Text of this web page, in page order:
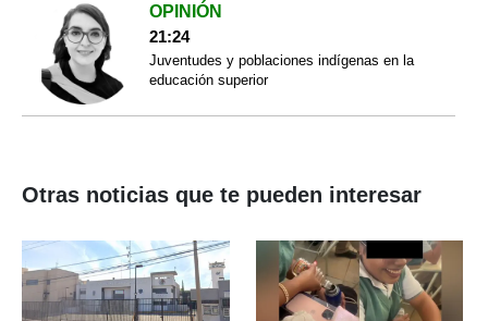
OPINIÓN
21:24
Juventudes y poblaciones indígenas en la
educación superior
Otras noticias que te pueden interesar